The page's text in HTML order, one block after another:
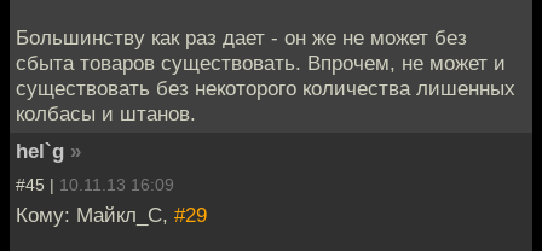
Большинству как раз дает - он же не может без
сбыта товаров существовать. Впрочем, не может и
существовать без некоторого количества лишенных
колбасы и штанов.
hel`g »
#45 | 10.11.13 16:09
Кому: Майкл_С, #29